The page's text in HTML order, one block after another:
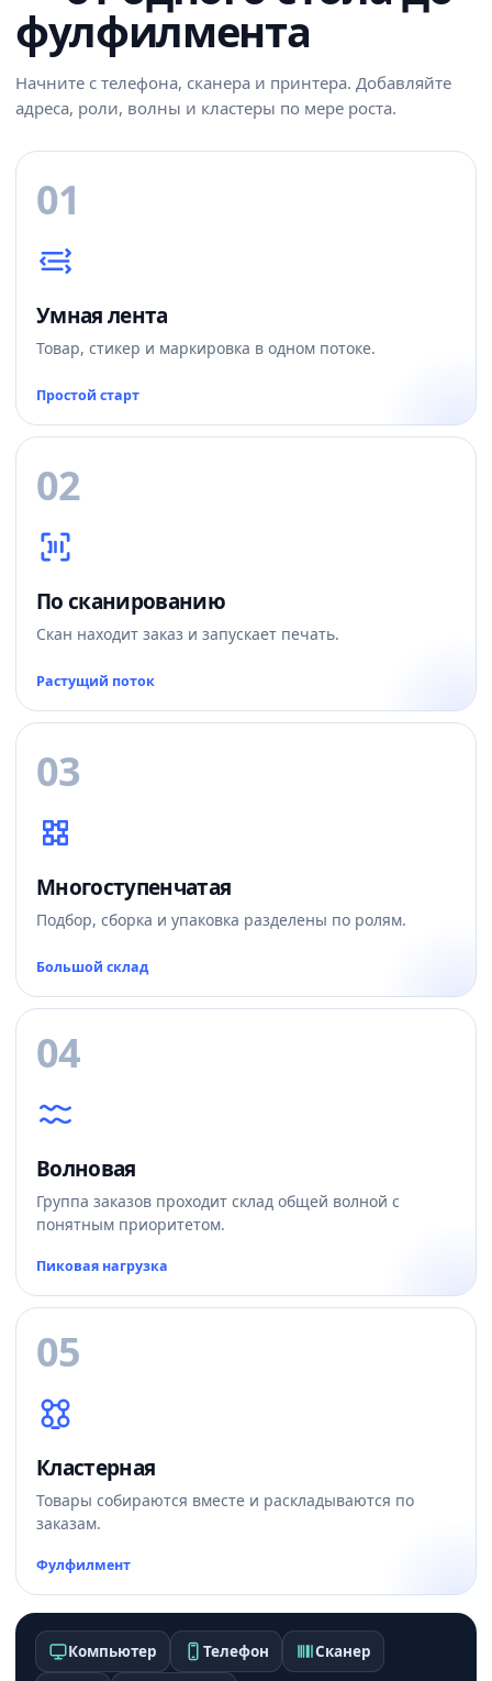
фулфилмента
Начните с телефона, сканера и принтера. Добавляйте
адреса, роли, волны и кластеры по мере роста.
01
Умная лента
Товар, стикер и маркировка в одном потоке.
Простой старт
02
По сканированию
Скан находит заказ и запускает печать.
Растущий поток
03
Многоступенчатая
Подбор, сборка и упаковка разделены по ролям.
Большой склад
04
Волновая
Группа заказов проходит склад общей волной с
понятным приоритетом.
Пиковая нагрузка
05
Кластерная
Товары собираются вместе и раскладываются по
заказам.
Фулфилмент
Компьютер Телефон Сканер